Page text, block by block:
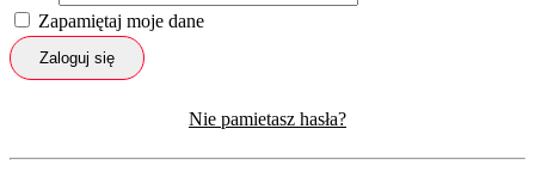
Zapamiętaj moje dane
Zaloguj się
Nie pamietasz hasła?